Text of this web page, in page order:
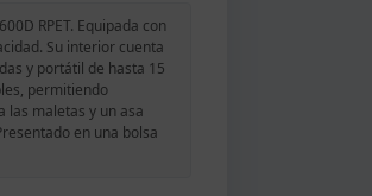
RPET. Equipada con
Su interior cuenta
y portátil de hasta 15
permitiendo
las maletas y un asa
en una bolsa